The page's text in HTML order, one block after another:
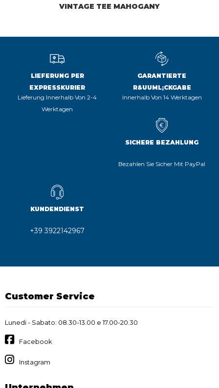
VINTAGE TEE MAHOGANY
LIEFERUNG PER
EXPRESSKURIER
Lieferung Innerhalb Von 2-4
Werktagen
GARANTIERTE
R&UUML;CKGABE
Innerhalb Von 14 Werktagen
SICHERE BEZAHLUNG
Bezahlen Sie Sicher Mit PayPal
KUNDENDIENST
+39 3922142967
Customer Service
Lunedi - Sabato: 08.30-13.00 e 17.00-20.30
Facebook
Instagram